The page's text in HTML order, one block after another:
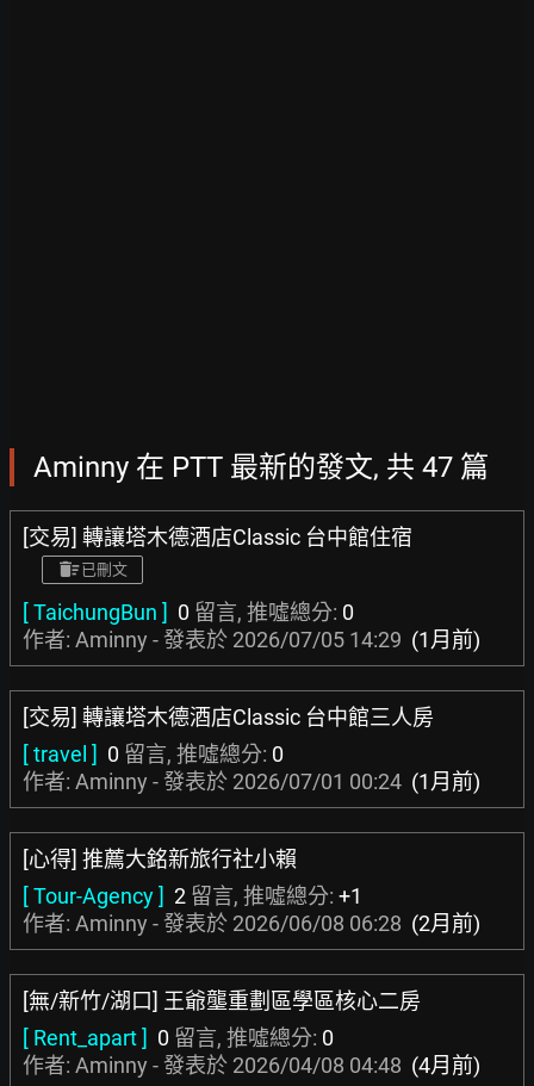
Aminny 在 PTT 最新的發文, 共 47 篇
[交易] 轉讓塔木德酒店Classic 台中館住宿
已刪文
[ TaichungBun ] 0 留言, 推噓總分: 0
作者: Aminny - 發表於 2026/07/05 14:29 (1月前)
[交易] 轉讓塔木德酒店Classic 台中館三人房
[ travel ] 0 留言, 推噓總分: 0
作者: Aminny - 發表於 2026/07/01 00:24 (1月前)
[心得] 推薦大銘新旅行社小賴
[ Tour-Agency ] 2 留言, 推噓總分: +1
作者: Aminny - 發表於 2026/06/08 06:28 (2月前)
[無/新竹/湖口] 王爺壟重劃區學區核心二房
[ Rent_apart ] 0 留言, 推噓總分: 0
作者: Aminny - 發表於 2026/04/08 04:48 (4月前)